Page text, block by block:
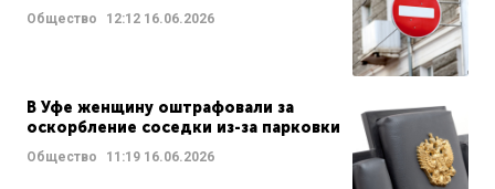
Общество 12:12 16.06.2026
В Уфе женщину оштрафовали за
оскорбление соседки из-за парковки
Общество 11:19 16.06.2026